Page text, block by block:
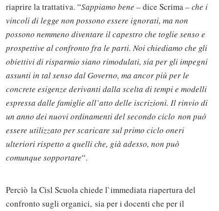
riaprire la trattativa. “Sappiamo bene – dice Scrima –che i
vincoli di legge non possono essere ignorati, ma non
possono nemmeno diventare ilcapestro che toglie senso e
prospettive al confronto fra le parti. Noi chiediamo che gli
obiettivi di risparmio siano rimodulati, sia per gli impegni
assunti in tal senso dal Governo, ma ancor più per le
concrete esigenze derivanti dalla scelta di tempi e modelli
espressa dalle famiglie all`atto delle iscrizioni. Il rinvio di
un anno dei nuovi ordinamenti del secondo ciclo non può
essere utilizzato per scaricare sul primo ciclo oneri
ulteriori rispetto a quelli che, già adesso, non può
comunque sopportare“.
Perciò la Cisl Scuola chiede l`immediata riapertura del
confronto sugli organici, sia per i docenti che per il